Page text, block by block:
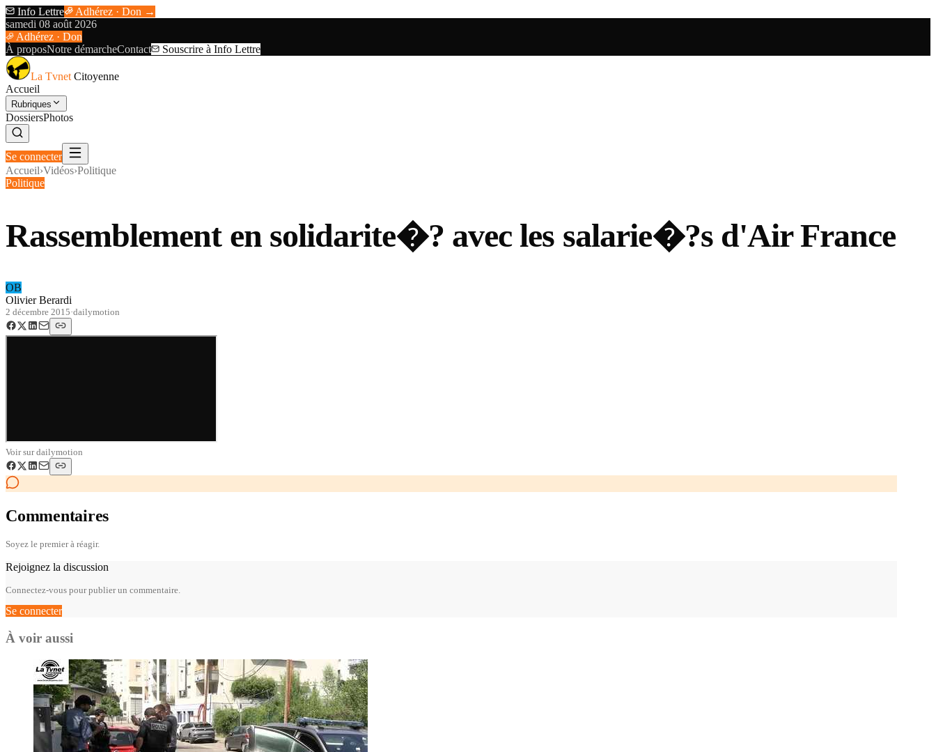
Info Lettre
Adhérez · Don →
samedi 08 août 2026
Adhérez · Don
À proposNotre démarcheContact Souscrire à Info Lettre
La Tvnet Citoyenne
Accueil
Rubriques
DossiersPhotos
Se connecter
Accueil›Vidéos›Politique
Politique
Rassemblement en solidarite�? avec les salarie�?s d'Air France
OB
Olivier Berardi
2 décembre 2015·dailymotion
Voir surdailymotion
Commentaires
Soyez le premier à réagir.
Rejoignez la discussion
Connectez-vous pour publier un commentaire.
Se connecter
À voir aussi